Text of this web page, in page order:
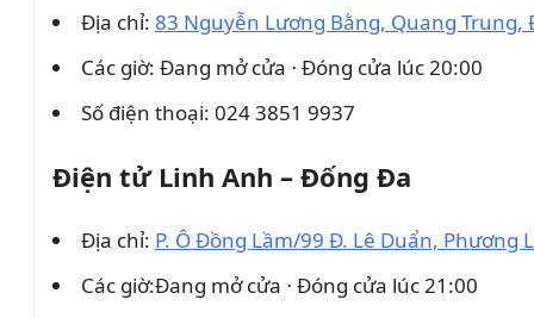
Địa chỉ: 83 Nguyễn Lương Bằng, Quang Trung,
Các giờ: Đang mở cửa ⋅ Đóng cửa lúc 20:00
Số điện thoại: 024 3851 9937
Điện tử Linh Anh – Đống Đa
Địa chỉ: P. Ô Đồng Lầm/99 Đ. Lê Duẩn, Phương
Các giờ:Đang mở cửa ⋅ Đóng cửa lúc 21:00